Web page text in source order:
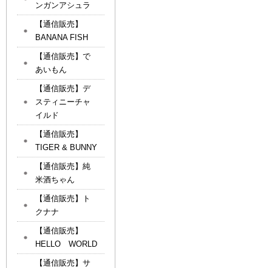
ンガンアシュラ
【通信販売】
BANANA FISH
【通信販売】で
あいもん
【通信販売】デ
スティニーチャ
イルド
【通信販売】
TIGER & BUNNY
【通信販売】純
米酒ちゃん
【通信販売】ト
クナナ
【通信販売】
HELLO WORLD
【通信販売】サ